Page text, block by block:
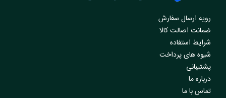
رویه ارسال سفارش
ضمانت اصالت کالا
شرایط استفاده
شیوه های پرداخت
پشتیبانی
درباره ما
تماس با ما